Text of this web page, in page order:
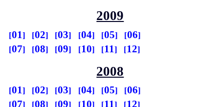
2009
01 02 03 04 05
06
07
08 09 10 11 12
2008
01 02 03 04 05
06
07
08 09 10 11 12